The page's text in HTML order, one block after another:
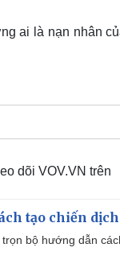
ai là nạn nhân
dõi VOV.VN trên
tạo chiến
bộ hướng dẫn